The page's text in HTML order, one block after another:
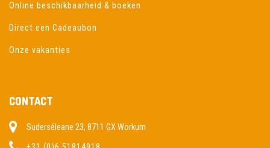
Online beschikbaarheid & boeken
Direct een Cadeaubon
Onze vakanties
CONTACT
Suderséleane 23, 8711 GX Workum